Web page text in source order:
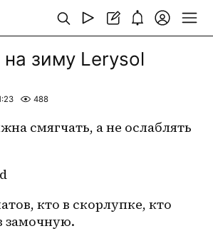
зиму Lerysol
488
смягчать, а не ослаблять
кто в скорлупке, кто
замочную.